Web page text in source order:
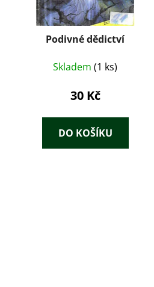
Podivné dědictví
Skladem(1 ks)
30 Kč
DO KOŠÍKU